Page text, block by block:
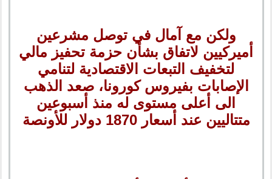
ولكن مع آمال في توصل مشرعين
أميركيين لاتفاق بشأن حزمة تحفيز مالي
لتخفيف التبعات الاقتصادية لتنامي
الإصابات بفيروس كورونا، صعد الذهب
الى أعلى مستوى له منذ أسبوعين
متتاليين عند أسعار 1870 دولار للأونصة